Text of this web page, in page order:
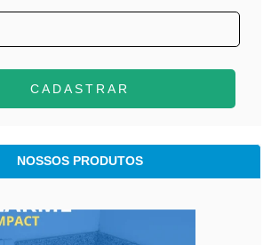
CADASTRAR
NOSSOS PRODUTOS